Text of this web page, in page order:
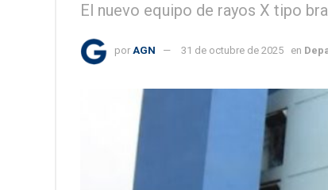
El nuevo equipo de rayos X tipo
por AGN 31 de octubre de 2025 en